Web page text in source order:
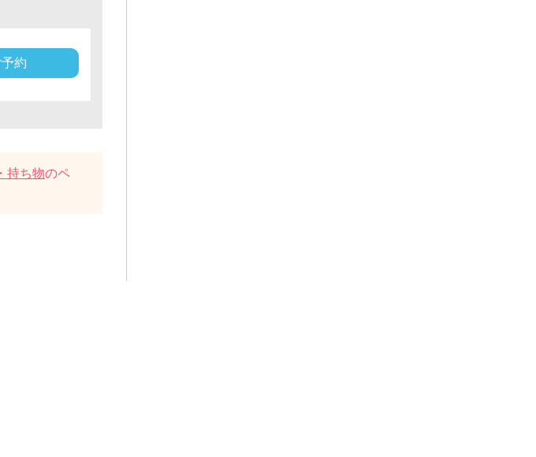
約
持ち物のペ